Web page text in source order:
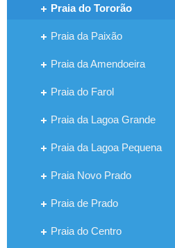
Praia do Tororão
Praia da Paixão
Praia da Amendoeira
Praia do Farol
Praia da Lagoa Grande
Praia da Lagoa Pequena
Praia Novo Prado
Praia de Prado
Praia do Centro